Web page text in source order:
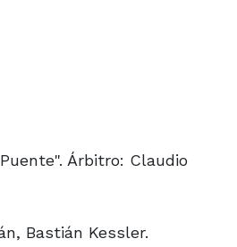
Árbitro: Claudio
Bastián Kessler.